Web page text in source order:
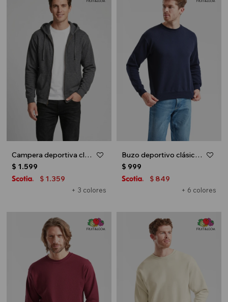
Campera deportiva clásica con capucha - UNISEX - Gris melange oscuro
+ 3 colores
$ 1.599
$ 1.359
Buzo deportivo clásico escote redondo - UNISEX - Azul marino
+ 6 colores
$ 999
$ 849